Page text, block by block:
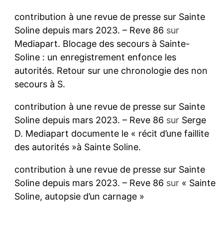
contribution à une revue de presse sur Sainte
Soline depuis mars 2023. – Reve 86 sur
Mediapart. Blocage des secours à Sainte-
Soline : un enregistrement enfonce les
autorités. Retour sur une chronologie des non
secours à S.
contribution à une revue de presse sur Sainte
Soline depuis mars 2023. – Reve 86 sur Serge
D. Mediapart documente le « récit d’une faillite
des autorités »à Sainte Soline.
contribution à une revue de presse sur Sainte
Soline depuis mars 2023. – Reve 86 sur « Sainte
Soline, autopsie d’un carnage »